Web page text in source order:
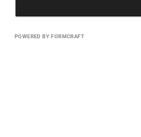
POWERED BY FORMCRAFT